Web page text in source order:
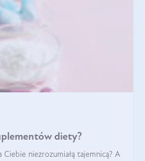
diety?
niezrozumiałą tajemnicą? A